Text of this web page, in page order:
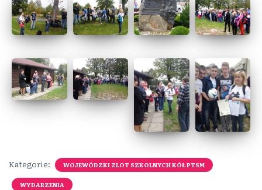
Kategorie: WOJEWÓDZKI ZLOT SZKOLNYCH KÓŁ PTSM
WYDARZENIA